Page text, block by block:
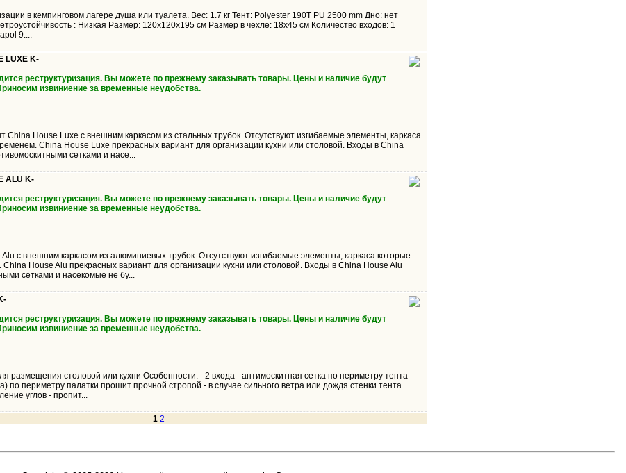
в кемпинговом лагере душа или туалета. Вес: 1.7 кг Тент: Polyester 190T PU 2500 mm Дно: нет
: Низкая Размер: 120x120x195 см Размер в чехле: 18x45 см Количество входов: 1
9....
LUXE K-
реструктуризация. Вы можете по прежнему заказывать товары. Цены и наличие будут
извиниение за временные неудобства.
China House Luxe с внешним каркасом из стальных трубок. Отсутствуют изгибаемые элементы, каркаса
China House Luxe прекрасных вариант для организации кухни или столовой. Входы в China
сетками и насе...
ALU K-
реструктуризация. Вы можете по прежнему заказывать товары. Цены и наличие будут
извиниение за временные неудобства.
с внешним каркасом из алюминиевых трубок. Отсутствуют изгибаемые элементы, каркаса которые
House Alu прекрасных вариант для организации кухни или столовой. Входы в China House Alu
сетками и насекомые не бу...
реструктуризация. Вы можете по прежнему заказывать товары. Цены и наличие будут
извиниение за временные неудобства.
размещения столовой или кухни Особенности: - 2 входа - антимоскитная сетка по периметру тента -
по периметру палатки прошит прочной стропой - в случае сильного ветра или дождя стенки тента
углов - пропит...
1 2